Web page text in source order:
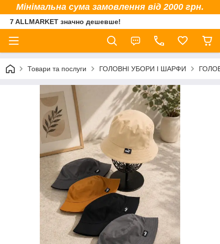
Мінімальна сума замовлення від 2000 грн.
7 ALLMARKET значно дешевше!
Товари та послуги ГОЛОВНІ УБОРИ І ШАРФИ